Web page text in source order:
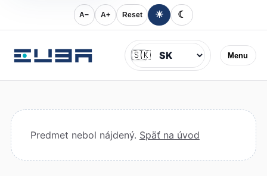
A− A+ Reset ☀ ☾
Menu
Jazyk
🇸🇰
Predmet nebol nájdený. Späť na úvod